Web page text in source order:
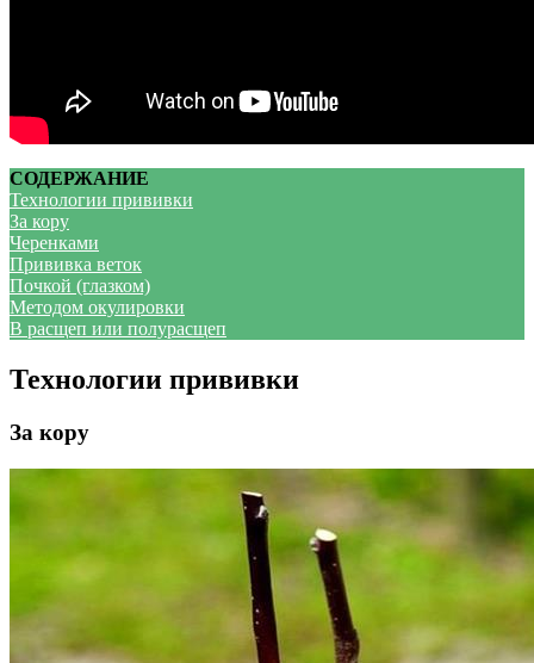
СОДЕРЖАНИЕ
Технологии прививки
За кору
Черенками
Прививка веток
Почкой (глазком)
Методом окулировки
В расщеп или полурасщеп
Технологии прививки
За кору